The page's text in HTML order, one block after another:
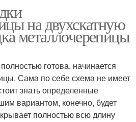
на двухскатную
металлочерепицы
готова, начинается
Сама по себе схема не имеет
знать определенные
вариантом, конечно, будет
полностью всю длину